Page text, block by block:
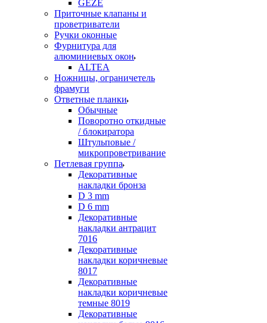
GEZE
Приточные клапаны и
проветриватели
Ручки оконные
Фурнитура для
алюминиевых окон
ALTEA
Ножницы, ограничетель
фрамуги
Ответные планки
Обычные
Поворотно откидные
/ блокиратора
Штульповые /
микропроветривание
Петлевая группа
Декоративные
накладки бронза
D 3 mm
D 6 mm
Декоративные
накладки антрацит
7016
Декоративные
накладки коричневые
8017
Декоративные
накладки коричневые
темные 8019
Декоративные